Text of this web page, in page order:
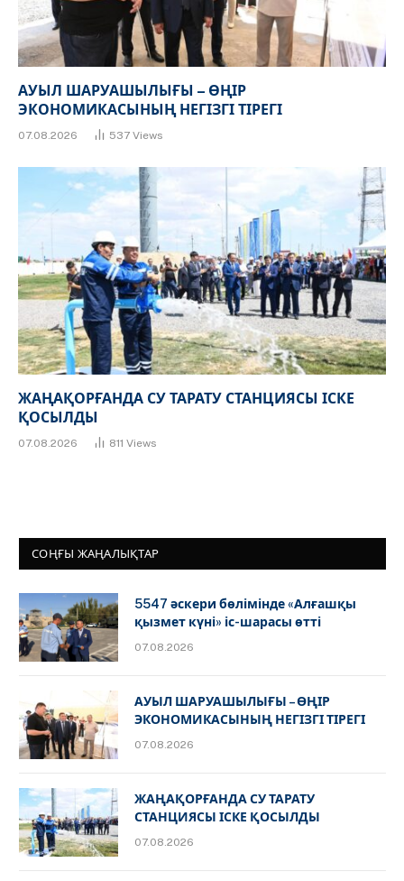
АУЫЛ ШАРУАШЫЛЫҒЫ – ӨҢІР
ЭКОНОМИКАСЫНЫҢ НЕГІЗГІ ТІРЕГІ
07.08.2026 537 Views
ЖАҢАҚОРҒАНДА СУ ТАРАТУ СТАНЦИЯСЫ ІСКЕ
ҚОСЫЛДЫ
07.08.2026 811 Views
СОҢҒЫ ЖАҢАЛЫҚТАР
5547 әскери бөлімінде «Алғашқы
қызмет күні» іс-шарасы өтті
07.08.2026
АУЫЛ ШАРУАШЫЛЫҒЫ – ӨҢІР
ЭКОНОМИКАСЫНЫҢ НЕГІЗГІ ТІРЕГІ
07.08.2026
ЖАҢАҚОРҒАНДА СУ ТАРАТУ
СТАНЦИЯСЫ ІСКЕ ҚОСЫЛДЫ
07.08.2026